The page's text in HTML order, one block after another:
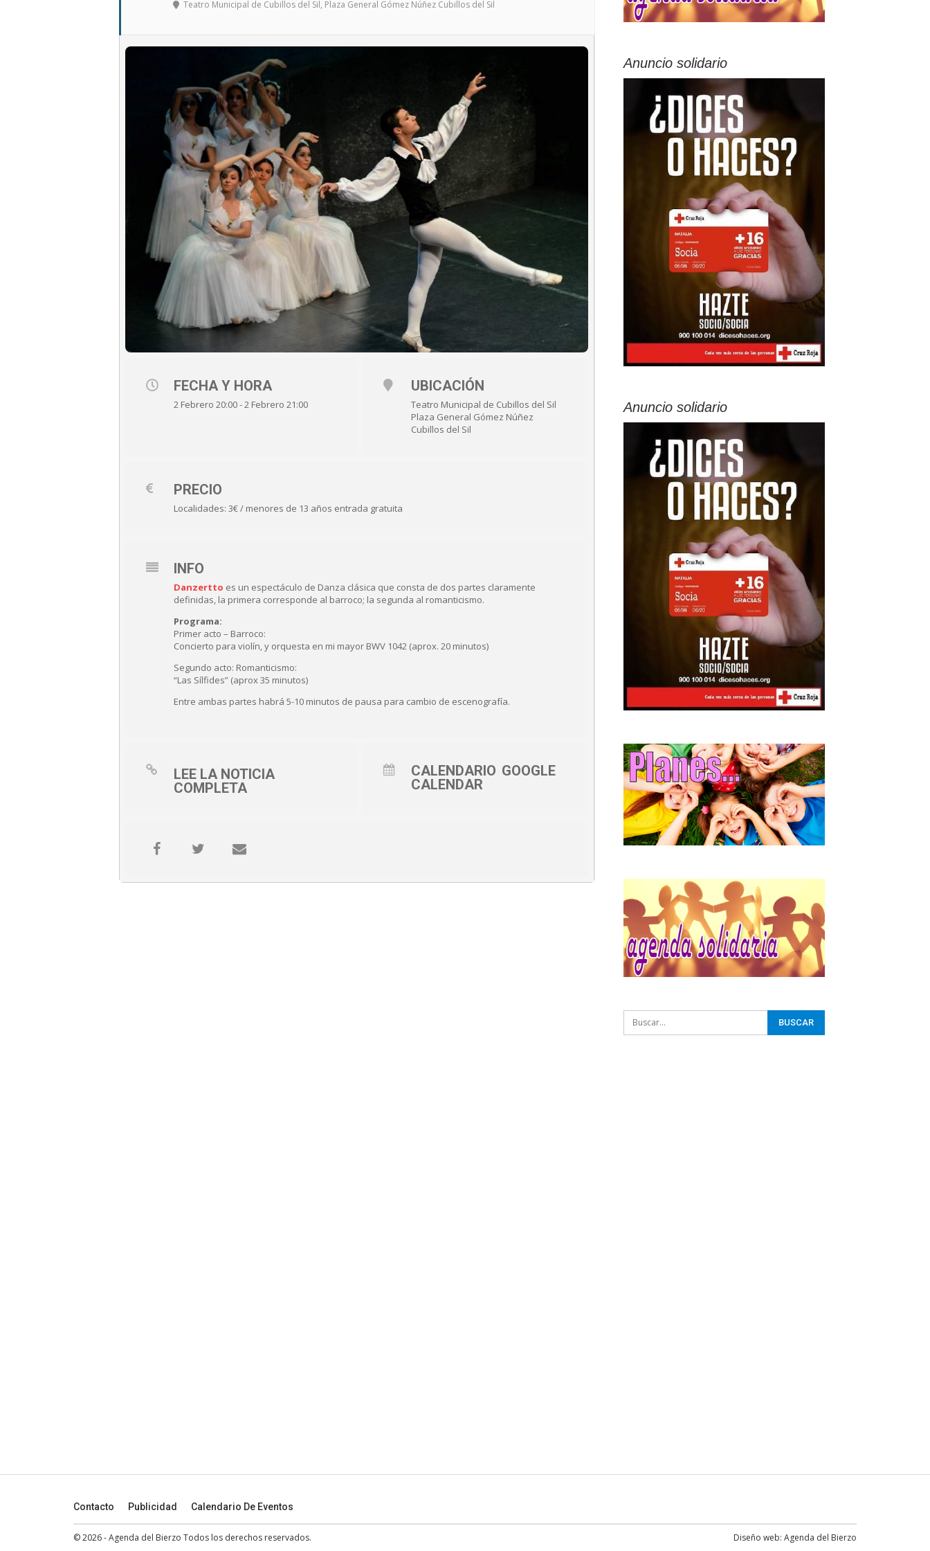
Teatro Municipal de Cubillos del Sil, Plaza General Gómez Núñez Cubillos del Sil
FECHA Y HORA
2 Febrero 20:00 - 2 Febrero 21:00
UBICACIÓN
Teatro Municipal de Cubillos del Sil
Plaza General Gómez Núñez
Cubillos del Sil
PRECIO
Localidades: 3€ / menores de 13 años entrada gratuita
INFO
Danzertto es un espectáculo de Danza clásica que consta de dos partes claramente
definidas, la primera corresponde al barroco; la segunda al romanticismo.
Programa:
Primer acto – Barroco:
Concierto para violín, y orquesta en mi mayor BWV 1042 (aprox. 20 minutos)
Segundo acto: Romanticismo:
“Las Sílfides” (aprox 35 minutos)
Entre ambas partes habrá 5-10 minutos de pausa para cambio de escenografía.
LEE LA NOTICIA
COMPLETA
CALENDARIO GOOGLE
CALENDAR
Anuncio solidario
Anuncio solidario
Contacto Publicidad Calendario De Eventos
© 2026 - Agenda del Bierzo Todos los derechos reservados. Diseño web: Agenda del Bierzo